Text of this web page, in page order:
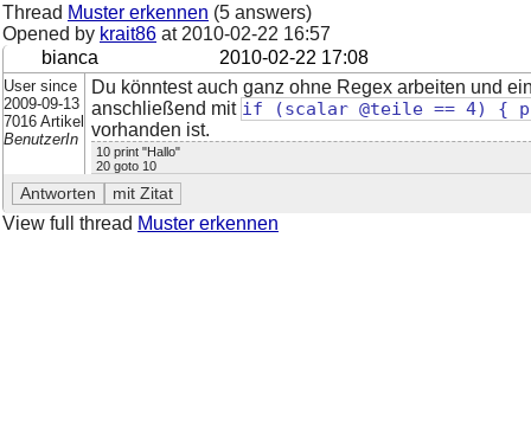
Thread Muster erkennen (5 answers)
Opened by krait86 at 2010-02-22 16:57
bianca
2010-02-22 17:08
User since
2009-09-13
7016 Artikel
BenutzerIn
Du könntest auch ganz ohne Regex arbeiten und
anschließend mit if (scalar @teile == 4) {
vorhanden ist.
10 print "Hallo"
20 goto 10
View full thread Muster erkennen